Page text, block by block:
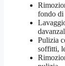
fondo di
Pulizia
soffitti,